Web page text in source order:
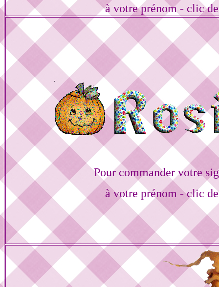
à votre prénom - clic
Pour commander votre
à votre prénom - clic